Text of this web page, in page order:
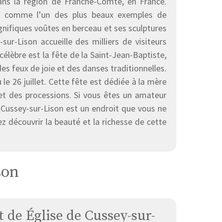
l’un des plus beaux exemples de
voûtes en berceau et ses sculptures
Lison accueille des milliers de visiteurs
est la fête de la Saint-Jean-Baptiste,
feux de joie et des danses traditionnelles.
26 juillet. Cette fête est dédiée à la mère
des processions. Si vous êtes un amateur
sur-Lison est un endroit que vous ne
découvrir la beauté et la richesse de cette
Église de Cussey-sur-